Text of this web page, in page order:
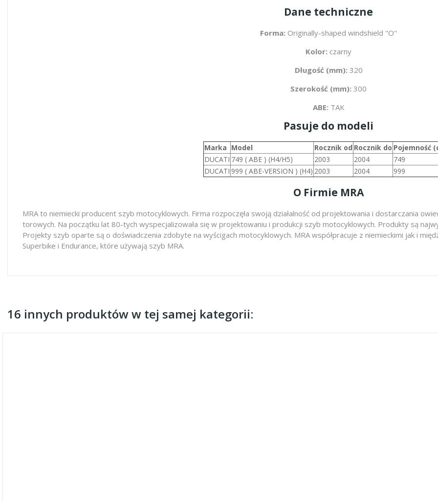
Dane techniczne
Forma: Originally-shaped windshield "O"
Kolor: czarny
Długość (mm): 320
Szerokość (mm): 300
ABE: TAK
Pasuje do modeli
Marka Model Rocznik od Rocznik do Pojemność
DUCATI 749 ( ABE ) (H4/H5) 2003 2004
749
DUCATI 999 ( ABE-VERSION ) (H4) 2003 2004 999
O Firmie MRA
MRA to niemiecki producent szyb motocyklowych. Firma rozpoczęła swoją działalność od projektowania i dostarczania
torowych. Na początku lat 80-tych wyspecjalizowała się w projektowaniu i produkcji szyb motocyklowych. Produkty są
Projekty szyb oparte są o doświadczenia zdobyte na wyścigach motocyklowych. MRA współpracuje z niemieckimi jak i
Superbike i Endurance, które używają szyb MRA.
16 innych produktów w tej samej kategorii: